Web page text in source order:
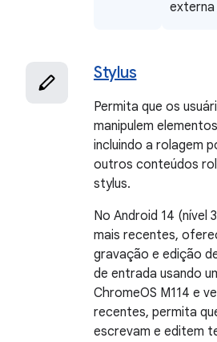
externa
Stylus
Permita que os
manipulem
incluindo a rolagem
outros conteúdos
stylus.
No Android 14 (nível
mais recentes,
gravação e edição
de entrada usando
ChromeOS M114 e
recentes, permita
escrevam e editem